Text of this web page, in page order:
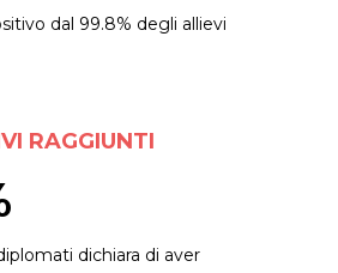
dal 99.8% degli allievi
RAGGIUNTI
dichiara di aver